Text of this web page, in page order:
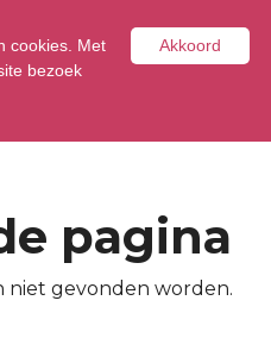
pagina
niet gevonden worden.
Akkoord
cookies. Met
bezoek